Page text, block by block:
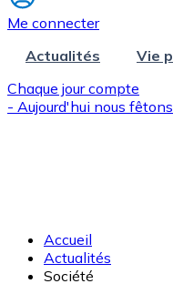
Me connecter
Actualités
Vie
Chaque jour compte
- Aujourd'hui nous
Accueil
Actualités
Société